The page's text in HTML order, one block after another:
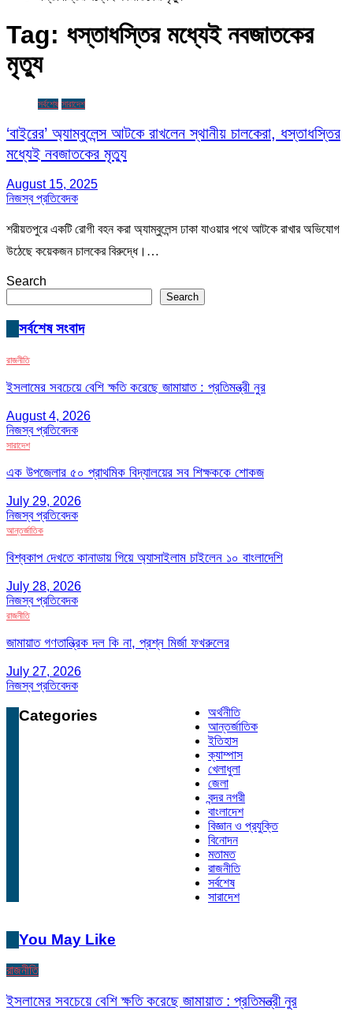
Tag: ধস্তাধস্তির মধ্যেই নবজাতকের
মৃত্যু
সর্বশেষ সারাদেশ
‘বাইরের’ অ্যাম্বুলেন্স আটকে রাখলেন স্থানীয় চালকেরা, ধস্তাধস্তির
মধ্যেই নবজাতকের মৃত্যু
August 15, 2025
নিজস্ব প্রতিবেদক
শরীয়তপুরে একটি রোগী বহন করা অ্যাম্বুলেন্স ঢাকা যাওয়ার পথে আটকে রাখার অভিযোগ
উঠেছে কয়েকজন চালকের বিরুদ্ধে।…
Search
Search
সর্বশেষ সংবাদ
রাজনীতি
ইসলামের সবচেয়ে বেশি ক্ষতি করেছে জামায়াত : প্রতিমন্ত্রী নুর
August 4, 2026
নিজস্ব প্রতিবেদক
সারাদেশ
এক উপজেলার ৫০ প্রাথমিক বিদ্যালয়ের সব শিক্ষককে শোকজ
July 29, 2026
নিজস্ব প্রতিবেদক
আন্তর্জাতিক
বিশ্বকাপ দেখতে কানাডায় গিয়ে অ্যাসাইলাম চাইলেন ১০ বাংলাদেশি
July 28, 2026
নিজস্ব প্রতিবেদক
রাজনীতি
জামায়াত গণতান্ত্রিক দল কি না, প্রশ্ন মির্জা ফখরুলের
July 27, 2026
নিজস্ব প্রতিবেদক
Categories
অর্থনীতি
আন্তর্জাতিক
ইতিহাস
ক্যাম্পাস
খেলাধুলা
জেলা
বন্দর নগরী
বাংলাদেশ
বিজ্ঞান ও প্রযুক্তি
বিনোদন
মতামত
রাজনীতি
সর্বশেষ
সারাদেশ
You May Like
রাজনীতি
ইসলামের সবচেয়ে বেশি ক্ষতি করেছে জামায়াত : প্রতিমন্ত্রী নুর